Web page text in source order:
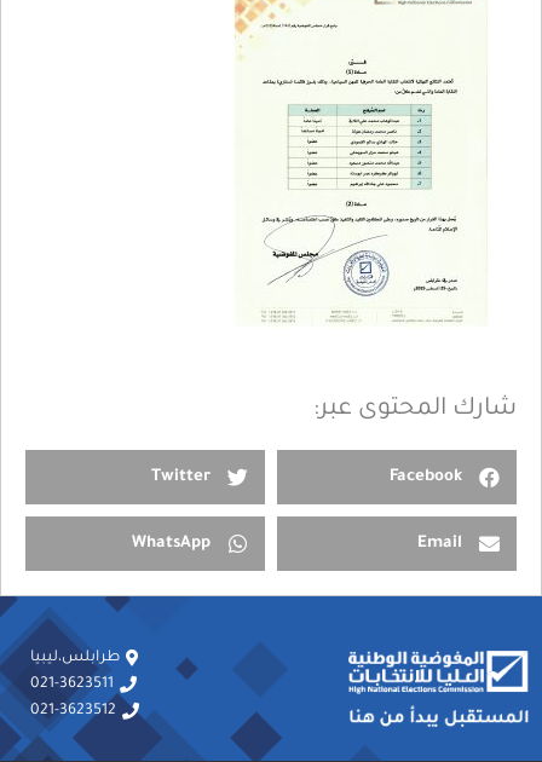
شارك المحتوى عبر:
Facebook
Twitter
Email
WhatsApp
طرابلس،ليبيا
021-3623511
021-3623512